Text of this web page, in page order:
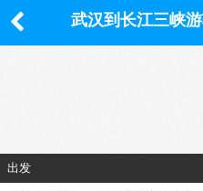
武汉到长江三峡
出发